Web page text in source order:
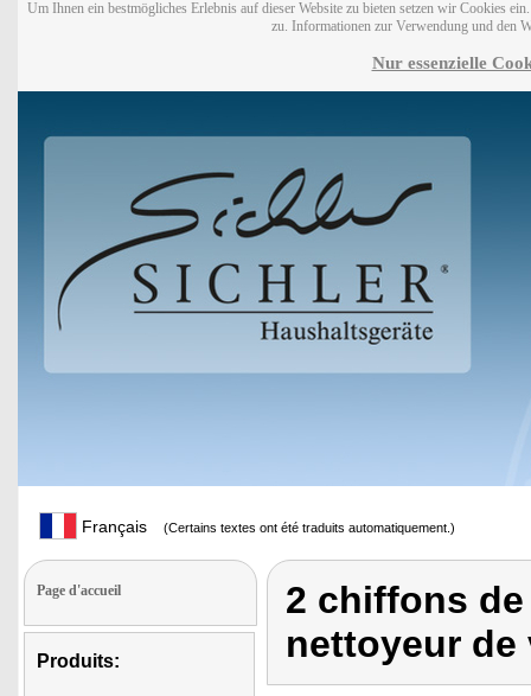
Um Ihnen ein bestmögliches Erlebnis auf dieser Website zu bieten setzen wir Cookies
zu. Informationen zur Verwendung und den
Nur essenzielle
Français (Certains textes ont été traduits automatiquement.)
Page d'accueil
Produits:
2 chiffons
nettoyeur de